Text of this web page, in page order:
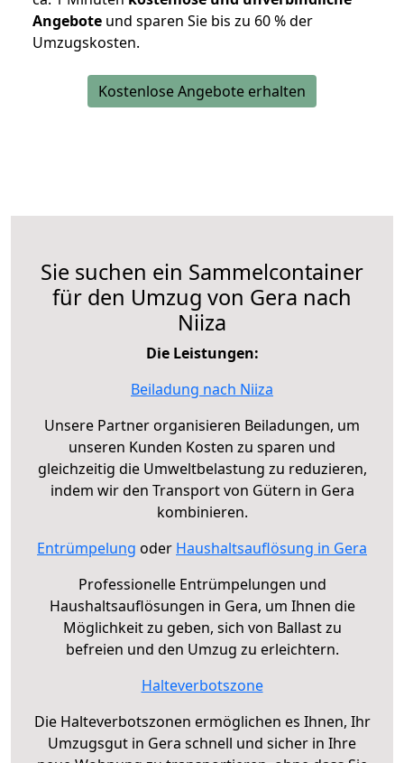
Angebote und sparen Sie bis zu 60 % der
Umzugskosten.
Kostenlose Angebote erhalten
Sie suchen ein Sammelcontainer
für den Umzug von Gera nach
Niiza
Die Leistungen:
Beiladung nach Niiza
Unsere Partner organisieren Beiladungen, um
unseren Kunden Kosten zu sparen und
gleichzeitig die Umweltbelastung zu reduzieren,
indem wir den Transport von Gütern in Gera
kombinieren.
Entrümpelung oder Haushaltsauflösung in Gera
Professionelle Entrümpelungen und
Haushaltsauflösungen in Gera, um Ihnen die
Möglichkeit zu geben, sich von Ballast zu
befreien und den Umzug zu erleichtern.
Halteverbotszone
Die Halteverbotszonen ermöglichen es Ihnen, Ihr
Umzugsgut in Gera schnell und sicher in Ihre